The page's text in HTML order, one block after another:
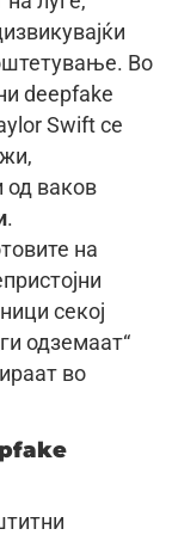
Во
deepfake
Swift се
од ваков
.
на
секој
одземаат“
во